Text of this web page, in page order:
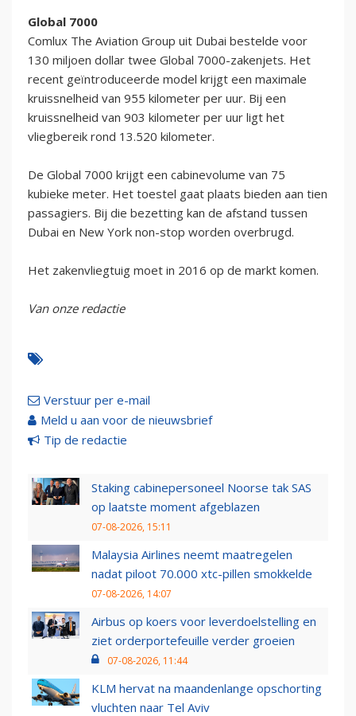
Global 7000
Comlux The Aviation Group uit Dubai bestelde voor
130 miljoen dollar twee Global 7000-zakenjets. Het
recent geïntroduceerde model krijgt een maximale
kruissnelheid van 955 kilometer per uur. Bij een
kruissnelheid van 903 kilometer per uur ligt het
vliegbereik rond 13.520 kilometer.
De Global 7000 krijgt een cabinevolume van 75
kubieke meter. Het toestel gaat plaats bieden aan tien
passagiers. Bij die bezetting kan de afstand tussen
Dubai en New York non-stop worden overbrugd.
Het zakenvliegtuig moet in 2016 op de markt komen.
Van onze redactie
Verstuur per e-mail
Meld u aan voor de nieuwsbrief
Tip de redactie
Staking cabinepersoneel Noorse tak SAS
op laatste moment afgeblazen
07-08-2026, 15:11
Malaysia Airlines neemt maatregelen
nadat piloot 70.000 xtc-pillen smokkelde
07-08-2026, 14:07
Airbus op koers voor leverdoelstelling en
ziet orderportefeuille verder groeien
07-08-2026, 11:44
KLM hervat na maandenlange opschorting
vluchten naar Tel Aviv